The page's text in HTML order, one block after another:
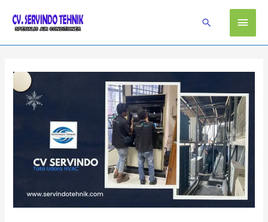
content
Main
Search